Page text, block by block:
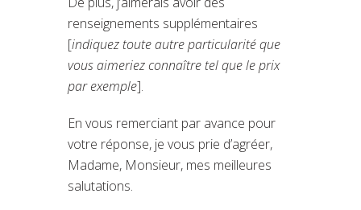
renseignements supplémentaires
[indiquez toute autre particularité que
vous aimeriez connaître tel que le prix
par exemple].
En vous remerciant par avance pour
votre réponse, je vous prie d’agréer,
Madame, Monsieur, mes meilleures
salutations.